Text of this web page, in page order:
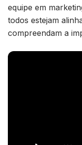
equipe em
todos estejam
compreendam a